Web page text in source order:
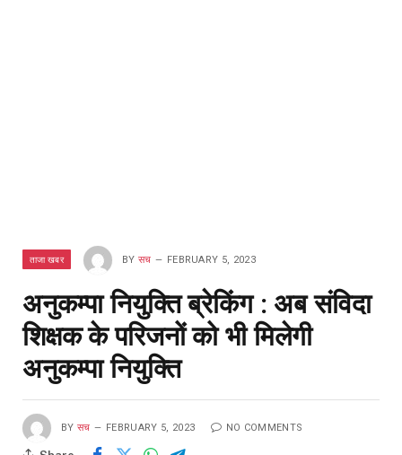
ताजा खबर BY सच FEBRUARY 5, 2023
अनुकम्पा नियुक्ति ब्रेकिंग : अब संविदा
शिक्षक के परिजनों को भी मिलेगी
अनुकम्पा नियुक्ति
BY सच FEBRUARY 5, 2023 NO COMMENTS